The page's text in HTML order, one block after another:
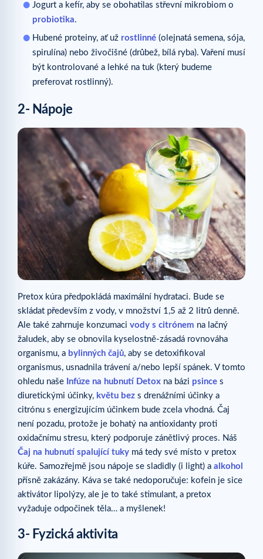
Jogurt a kefír, aby se obohatilas střevní mikrobiom o
probiotika.
Hubené proteiny, ať už rostlinné (olejnatá semena, sója,
spirulína) nebo živočišné (drůbež, bílá ryba). Vaření musí
být kontrolované a lehké na tuk (který budeme
preferovat rostlinný).
2- Nápoje
Pretox kúra předpokládá maximální hydrataci. Bude se
skládat především z vody, v množství 1,5 až 2 litrů denně.
Ale také zahrnuje konzumaci vody s citrónem na lačný
žaludek, aby se obnovila kyselostně-zásadá rovnováha
organismu, a bylinných čajů, aby se detoxifikoval
organismus, usnadnila trávení a/nebo lepší spánek. V tomto
ohledu naše Infúze na hubnutí Detox na bázi psince s
diuretickými účinky, květu bez s drenážními účinky a
citrónu s energizujícím účinkem bude zcela vhodná. Čaj
není pozadu, protože je bohatý na antioxidanty proti
oxidačnímu stresu, který podporuje zánětlivý proces. Náš
Čaj na hubnutí spalující tuky má tedy své místo v pretox
kúře. Samozřejmě jsou nápoje se sladidly (i light) a alkohol
přísně zakázány. Káva se také nedoporučuje: kofein je sice
aktivátor lipolýzy, ale je to také stimulant, a pretox
vyžaduje odpočinek těla… a myšlenek!
3- Fyzická aktivita